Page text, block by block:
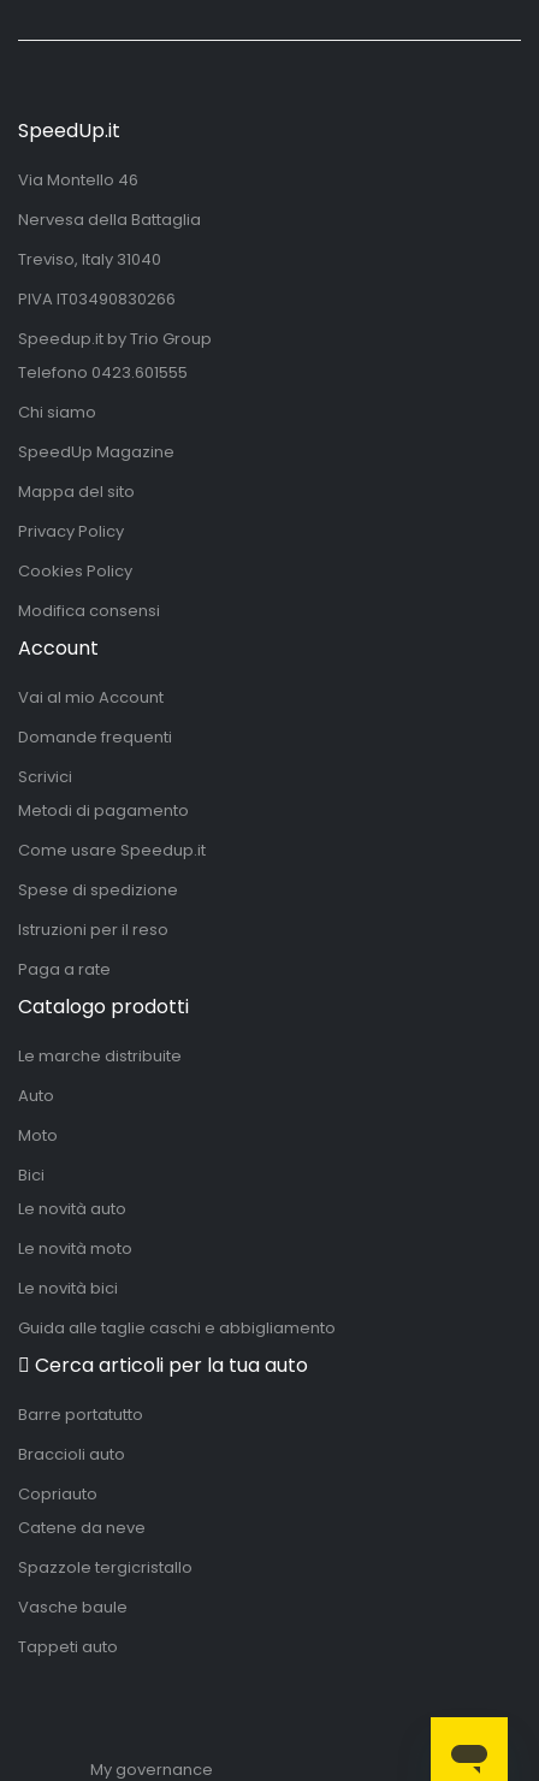
SpeedUp.it
Via Montello 46
Nervesa della Battaglia
Treviso, Italy 31040
PIVA IT03490830266
Speedup.it by Trio Group
Telefono 0423.601555
Chi siamo
SpeedUp Magazine
Mappa del sito
Privacy Policy
Cookies Policy
Modifica consensi
Account
Vai al mio Account
Domande frequenti
Scrivici
Metodi di pagamento
Come usare Speedup.it
Spese di spedizione
Istruzioni per il reso
Paga a rate
Catalogo prodotti
Le marche distribuite
Auto
Moto
Bici
Le novità auto
Le novità moto
Le novità bici
Guida alle taglie caschi e abbigliamento
Cerca articoli per la tua auto
Barre portatutto
Braccioli auto
Copriauto
Catene da neve
Spazzole tergicristallo
Vasche baule
Tappeti auto
My governance